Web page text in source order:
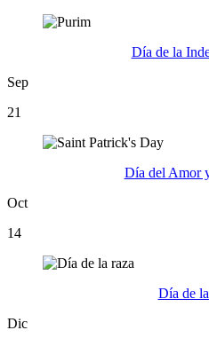
Día de la
Sep
21
Día del Amor
Oct
14
Día de
Dic